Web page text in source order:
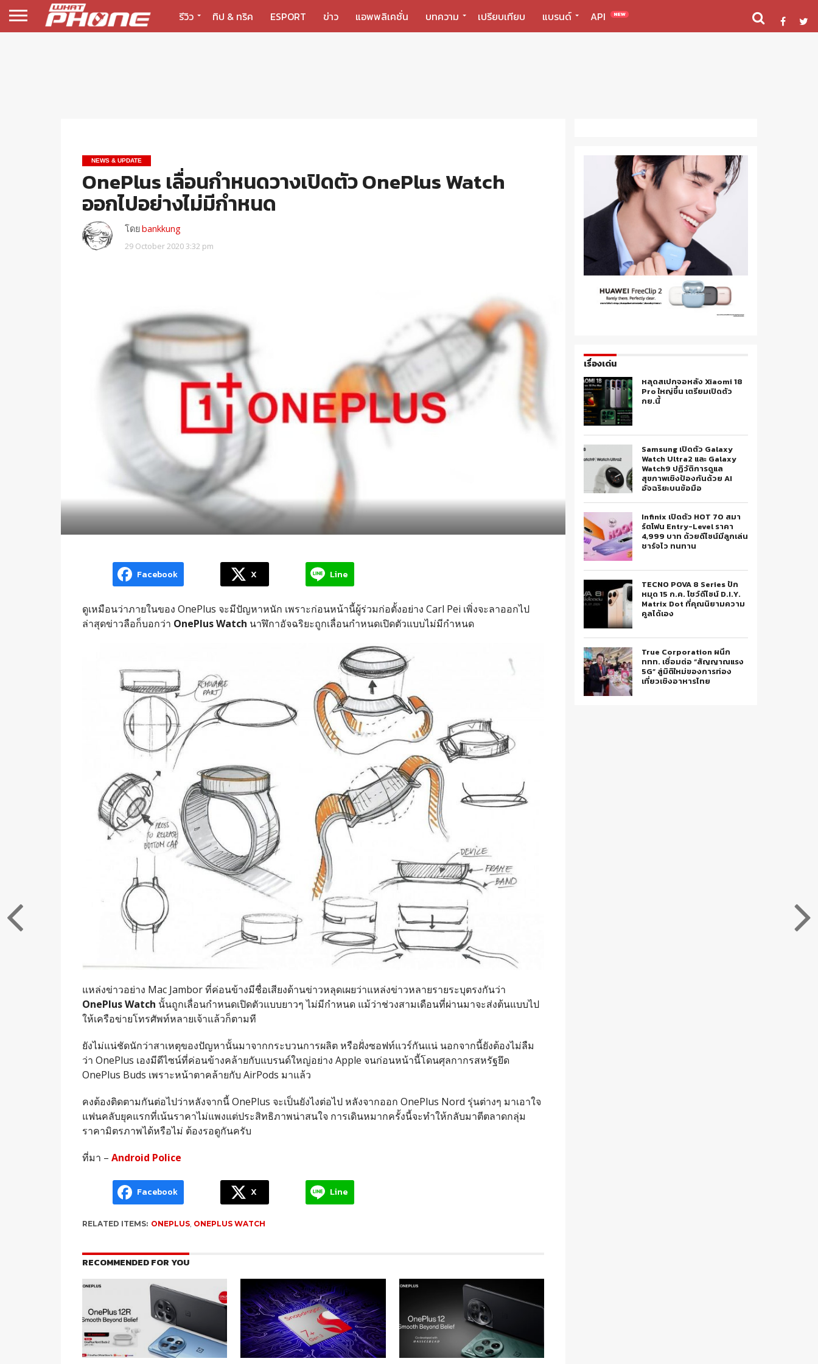
รีวิว ทิป & ทริค ESPORT ข่าว แอพพลิเคชั่น บทความ เปรียบเทียบ แบรนด์ API NEW
NEWS & UPDATE
OnePlus เลื่อนกำหนดวางเปิดตัว OnePlus Watch
ออกไปอย่างไม่มีกำหนด
โดยbankkung
29 October 2020 3:32 pm
Facebook X Line
ดูเหมือนว่าภายในของ OnePlus จะมีปัญหาหนัก เพราะก่อนหน้านี้ผู้ร่วมก่อตั้งอย่าง Carl Pei เพิ่งจะลาออกไป
ล่าสุดข่าวลือก็บอกว่า OnePlus Watch นาฬิกาอัจฉริยะถูกเลื่อนกำหนดเปิดตัวแบบไม่มีกำหนด
แหล่งข่าวอย่าง Mac Jambor ที่ค่อนข้างมีชื่อเสียงด้านข่าวหลุดเผยว่าแหล่งข่าวหลายรายระบุตรงกันว่า
OnePlus Watch นั้นถูกเลื่อนกำหนดเปิดตัวแบบยาวๆ ไม่มีกำหนด แม้ว่าช่วงสามเดือนที่ผ่านมาจะส่งต้นแบบไป
ให้เครือข่ายโทรศัพท์หลายเจ้าแล้วก็ตามที
ยังไม่แน่ชัดนักว่าสาเหตุของปัญหานั้นมาจากกระบวนการผลิต หรือฝั่งซอฟท์แวร์กันแน่ นอกจากนี้ยังต้องไม่ลืม
ว่า OnePlus เองมีดีไซน์ที่ค่อนข้างคล้ายกับแบรนด์ใหญ่อย่าง Apple จนก่อนหน้านี้โดนศุลกากรสหรัฐยึด
OnePlus Buds เพราะหน้าตาคล้ายกับ AirPods มาแล้ว
คงต้องติดตามกันต่อไปว่าหลังจากนี้ OnePlus จะเป็นยังไงต่อไป หลังจากออก OnePlus Nord รุ่นต่างๆ มาเอาใจ
แฟนคลับยุคแรกที่เน้นราคาไม่แพงแต่ประสิทธิภาพน่าสนใจ การเดินหมากครั้งนี้จะทำให้กลับมาตีตลาดกลุ่ม
ราคามิตรภาพได้หรือไม่ ต้องรอดูกันครับ
ที่มา – Android Police
Facebook X Line
RELATED ITEMS: ONEPLUS, ONEPLUS WATCH
RECOMMENDED FOR YOU
เรื่องเด่น
หลุดสเปกจอหลัง Xiaomi 18
Pro ใหญ่ขึ้น เตรียมเปิดตัว
กย.นี้
Samsung เปิดตัว Galaxy
Watch Ultra2 และ Galaxy
Watch9 ปฏิวัติการดูแล
สุขภาพเชิงป้องกันด้วย AI
อัจฉริยะบนข้อมือ
Infinix เปิดตัว HOT 70 สมา
ร์ตโฟน Entry-Level ราคา
4,999 บาท ด้วยดีไซน์มีลูกเล่น
ชาร์จไว ทนทาน
TECNO POVA 8 Series ปัก
หมุด 15 ก.ค. โชว์ดีไซน์ D.I.Y.
Matrix Dot ที่คุณนิยามความ
คูลได้เอง
True Corporation ผนึก
ททท. เชื่อมต่อ “สัญญาณแรง
5G” สู่มิติใหม่ของการท่อง
เที่ยวเชิงอาหารไทย